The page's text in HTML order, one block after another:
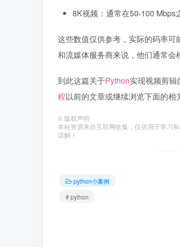
8K视频：通常在50-100 Mbps
这些数值仅供参考，实际的码率
和流媒体服务商来说，他们通常会
到此这篇关于Python实现视频剪
程以前的文章或继续浏览下面的
© 版权声明
本站资源来自互联网收集，仅供用于学习
谅解！
python小案例
# python